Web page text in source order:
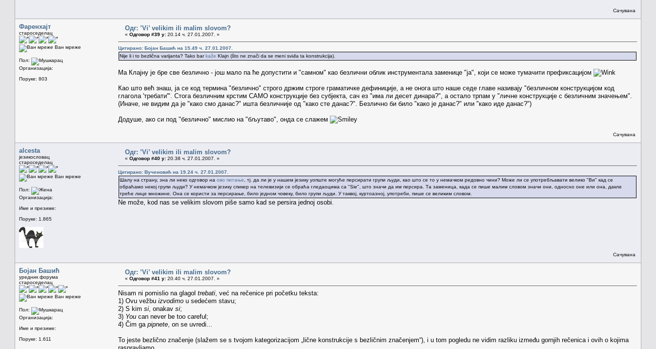
Сачувана
Фаренхајт
староседелац
Ван мреже
Пол:
Организација:
Поруке: 803
Одг: ’Vi’ velikim ili malim slovom?
« Одговор #39 у: 20.14 ч. 27.01.2007. »
Цитирано: Бојан Башић на 15.49 ч. 27.01.2007.
Nije li i to bezlična varijanta? Tako barkaže Klajn (što ne znači da se meni sviđa ta konstrukcija).
Ма Клајну је бре све безлично - још мало па ће допустити и "самном" као безлични облик инструментала заменице "ја", који се може тумачити префиксацијом
Као што већ знаш, ја се код термина "безлично" строго држим строге граматичке дефиниције, а не онога што наше седе главе називају "безличном конструкцијом код
глагола 'требати'". Стога безличним крстим САМО конструкције без субјекта, сач ез "има ли десет динара?", а остало трпам у "личне конструкције с безличним значењем".
(Иначе, не видим да је "како смо данас?" ишта безличније од "како сте данас?". Безлично би било "како је данас?" или "како иде данас?")
Додуше, ако си под "безлично" мислио на "бљутаво", онда се слажем
Сачувана
alcesta
језикословац
староседелац
Ван мреже
Пол:
Организација:
Име и презиме:
Поруке: 1.865
Одг: ’Vi’ velikim ili malim slovom?
« Одговор #40 у: 20.38 ч. 27.01.2007. »
Цитирано: Вученовић на 19.24 ч. 27.01.2007.
Шалу на страну, зна ли неко одговор на ово питање , тј. да ли је у нашем језику уопште могуће персирати групи људи, као што се то у немачком редовно чини? Може ли се употребљавати велико "Ви" кад се
обраћамо некој групи људи? У немачком језику спикер на телевизији се обраћа гледаоцима са "Sie", што значи да им персира. Та заменица, када се пише малим словом значи они, односно оне или она, дакле
треће лице множине. Она се користи за персирање, било једном човеку, било групи људи. У таквој, куртоазној, употреби, пише се великим словом.
Ne može, kod nas se velikim slovom piše samo kad se persira jednoj osobi.
Сачувана
Бојан Башић
уредник форума
староседелац
Ван мреже
Пол:
Организација:
Име и презиме:
Поруке: 1.611
Одг: ’Vi’ velikim ili malim slovom?
« Одговор #41 у: 20.40 ч. 27.01.2007. »
Nisam ni pomislio na glagol trebati , već na rečenice pri početku teksta:
1) Ovu vežbu izvodimo u sedećem stavu;
2) S kim si , onakav si;
3) You can never be too careful;
4) Čim ga pipnete , on se uvredi...
To jeste bezlično značenje (slažem se s tvojom kategorizacijom „lične konstrukcije s bezličnim značenjem“), i u tom pogledu ne vidim razliku između gornjih rečenica i ovih o kojima